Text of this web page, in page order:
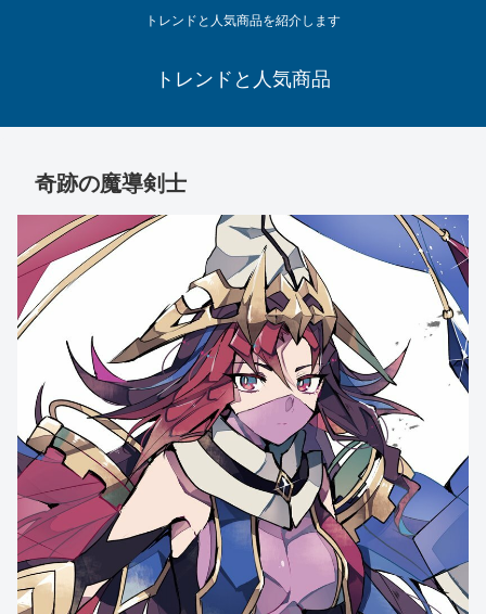
トレンドと人気商品を紹介します
トレンドと人気商品
奇跡の魔導剣士